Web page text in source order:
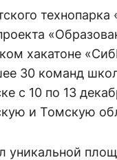
хакатоне
30 команд
с 10 по 13
и Томскую
уникальной